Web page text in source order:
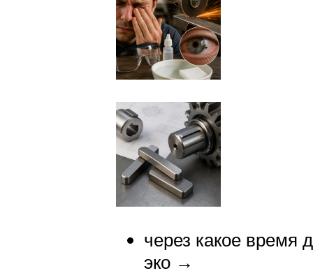
через какое время
эко →